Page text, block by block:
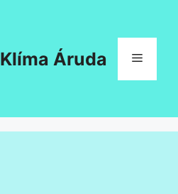
Klíma Áruda Menü